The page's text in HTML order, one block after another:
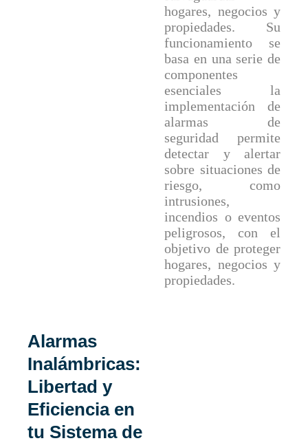
hogares, negocios y
propiedades. Su
funcionamiento se
basa en una serie de
componentes
esenciales la
implementación de
alarmas de
seguridad permite
detectar y alertar
sobre situaciones de
riesgo, como
intrusiones,
incendios o eventos
peligrosos, con el
objetivo de proteger
hogares, negocios y
propiedades.
Alarmas
Inalámbricas:
Libertad y
Eficiencia en
tu Sistema de